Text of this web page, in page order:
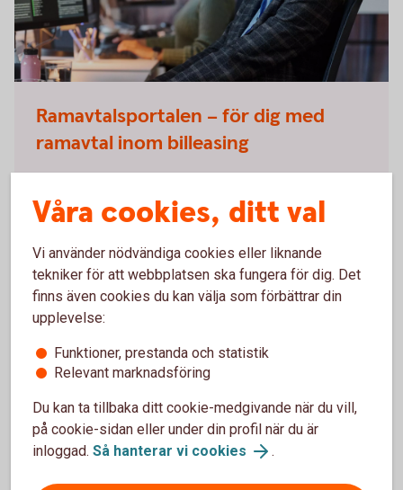
Ramavtalsportalen – för dig med
ramavtal inom billeasing
Ramavtalsportalen gör hanteringen av
billeasingärenden enklare, smidigare och mer
effektiv.
Information och funktioner samlat på ett ställe.
Följ status på dina ärenden digitalt, ladda ner
rapporter och administrera användare.
Digital signering av dokument gör processen
Frigör tid med kortare ledtider.
klicka på Logga in – Objektfinansiering – Portal
Leasing och Avbetalning.
Logga in i internetbanken och nå
Våra cookies, ditt val
Vi använder nödvändiga cookies eller liknande
tekniker för att webbplatsen ska fungera för dig. Det
finns även cookies du kan välja som förbättrar din
upplevelse:
Funktioner, prestanda och statistik
Relevant marknadsföring
Du kan ta tillbaka ditt cookie-medgivande när du vill,
på cookie-sidan eller under din profil när du är
inloggad. Så hanterar vi cookies .